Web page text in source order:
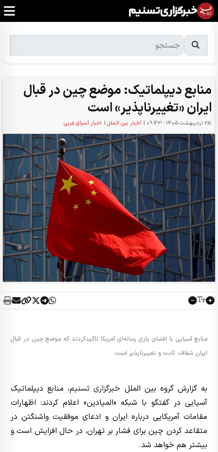
منابع دیپلماتیک: موضع چین در قبال
ایران «تغییرناپذیر» است
25 ارديبهشت 1405 - 09:43 | اخبار بین الملل | اخبار آسیای غربی
منابع آسیایی با افشای بازی رسانه‌ای آمریکا تاکیدکردند که موضع چین در قبال
ایران شفاف، ثابت و تغییرناپذیر است.
به گزارش گروه بین الملل خبرگزاری تسنیم، منابع دیپلماتیک
آسیایی در گفتگو با شبکه «المیادین» اعلام کردند: اظهارات
مقامات آمریکایی درباره ایران و ادعای موفقیت واشنگتن در
متقاعد کردن چین برای فشار بر تهران، در حال افزایش است و
بیشتر هم خواهد شد.